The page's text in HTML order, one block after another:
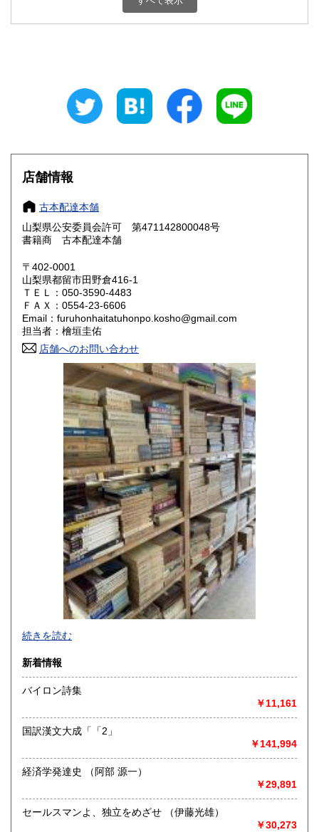
800円 三重県
大阪府
奈良県
鳥取県 800円 島根県
岡山県
山口県 800円
香川県 800円 愛媛県
高知県 800円
800円 長崎県
800円 大分県
800円 鹿児島県
1,500円
店舗情報
古本配達本舗
山梨県公安委員会許可 第471142800048号
書籍商 古本配達本舗
〒402-0001
山梨県都留市田野倉416-1
ＴＥＬ：050-3590-4483
ＦＡＸ：0554-23-6606
Email：furuhonhaitatuhonpo.kosho@gmail.com
担当者：檜垣圭佑
店舗へのお問い合わせ
-
沿線名：-
最寄駅：-
営業時間：-
定休日：-
書籍の買取について
取り扱い分野
総記、哲学宗教、歴史、社会科学、自然科学、美術工芸、国
語国文、外国文学、古典籍、近代文献、趣味、外国書、サブ
カルチャー、古書一般（その他）
続きを読む
新着情報
バイロン詩集
￥11,161
国訳漢文大成「「2」
￥141,994
経済学発達史 （阿部 源一）
￥29,891
セールスマンよ、独立をめざせ （伊藤光雄）
￥30,273